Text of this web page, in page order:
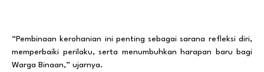
“Pembinaan kerohanian ini penting sebagai sarana refleksi diri,
memperbaiki perilaku, serta menumbuhkan harapan baru bagi
Warga Binaan,” ujarnya.